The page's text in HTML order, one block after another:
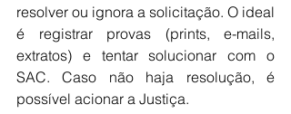
resolver ou ignora a solicitação. O ideal
é registrar provas (prints, e-mails,
extratos) e tentar solucionar com o
SAC. Caso não haja resolução, é
possível acionar a Justiça.